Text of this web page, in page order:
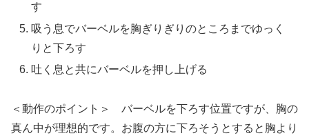
す
吸う息でバーベルを胸ぎりぎりのところまでゆっく
りと下ろす
吐く息と共にバーベルを押し上げる
＜動作のポイント＞ バーベルを下ろす位置ですが、胸の
真ん中が理想的です。お腹の方に下ろそうとすると胸より